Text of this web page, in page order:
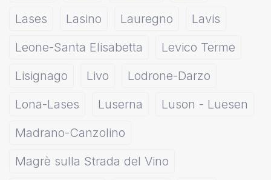
Lases
Lasino Lauregno
Lavis
Leone-Santa Elisabetta
Levico Terme
Lisignago
Livo
Lodrone-Darzo
Lona-Lases
Luserna
Luson - Luesen
Madrano-Canzolino
Magrè sulla Strada del Vino